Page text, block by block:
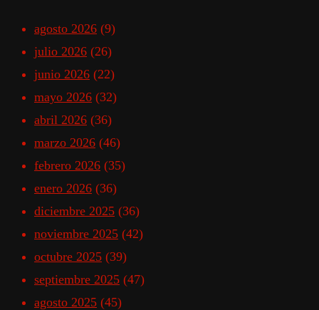
agosto 2026 (9)
julio 2026 (26)
junio 2026 (22)
mayo 2026 (32)
abril 2026 (36)
marzo 2026 (46)
febrero 2026 (35)
enero 2026 (36)
diciembre 2025 (36)
noviembre 2025 (42)
octubre 2025 (39)
septiembre 2025 (47)
agosto 2025 (45)